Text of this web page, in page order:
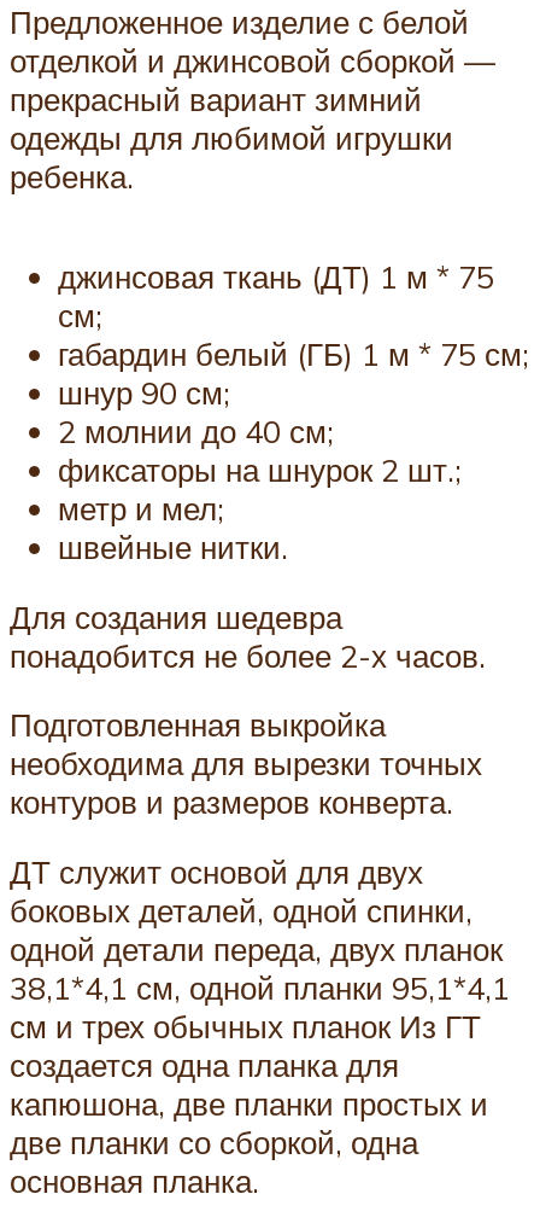
Предложенное изделие с белой
отделкой и джинсовой сборкой —
прекрасный вариант зимний
одежды для любимой игрушки
ребенка.
джинсовая ткань (ДТ) 1 м * 75
см;
габардин белый (ГБ) 1 м * 75 см;
шнур 90 см;
2 молнии до 40 см;
фиксаторы на шнурок 2 шт.;
метр и мел;
швейные нитки.
Для создания шедевра
понадобится не более 2-х часов.
Подготовленная выкройка
необходима для вырезки точных
контуров и размеров конверта.
ДТ служит основой для двух
боковых деталей, одной спинки,
одной детали переда, двух планок
38,1*4,1 см, одной планки 95,1*4,1
см и трех обычных планок Из ГТ
создается одна планка для
капюшона, две планки простых и
две планки со сборкой, одна
основная планка.